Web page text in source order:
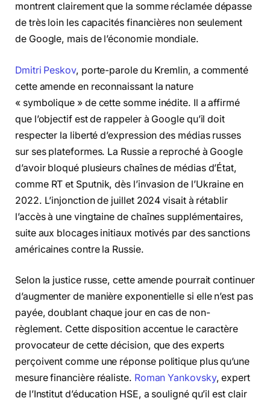
montrent clairement que la somme réclamée dépasse
de très loin les capacités financières non seulement
de Google, mais de l’économie mondiale.
Dmitri Peskov, porte-parole du Kremlin, a commenté
cette amende en reconnaissant la nature
« symbolique » de cette somme inédite. Il a affirmé
que l’objectif est de rappeler à Google qu’il doit
respecter la liberté d’expression des médias russes
sur ses plateformes. La Russie a reproché à Google
d’avoir bloqué plusieurs chaînes de médias d’État,
comme RT et Sputnik, dès l’invasion de l’Ukraine en
2022. L’injonction de juillet 2024 visait à rétablir
l’accès à une vingtaine de chaînes supplémentaires,
suite aux blocages initiaux motivés par des sanctions
américaines contre la Russie.
Selon la justice russe, cette amende pourrait continuer
d’augmenter de manière exponentielle si elle n’est pas
payée, doublant chaque jour en cas de non-
règlement. Cette disposition accentue le caractère
provocateur de cette décision, que des experts
perçoivent comme une réponse politique plus qu’une
mesure financière réaliste. Roman Yankovsky, expert
de l’Institut d’éducation HSE, a souligné qu’il est clair